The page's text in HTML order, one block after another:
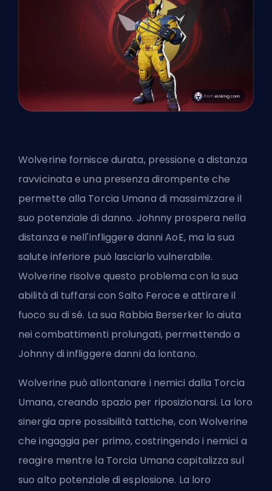
Wolverine fornisce durata, pressione a distanza
ravvicinata e una presenza dirompente che
permette alla Torcia Umana di massimizzare il
suo potenziale di danno. Johnny prospera nella
distanza e nell'infliggere danni AoE, ma la sua
salute inferiore può lasciarlo vulnerabile.
Wolverine risolve questo problema con la sua
abilità di tuffarsi con Salto Feroce e attirare il
fuoco su di sé. La sua Rabbia Berserker lo aiuta
nei combattimenti prolungati, permettendo a
Johnny di infliggere danni da lontano.
Wolverine può allontanare i nemici dalla Torcia
Umana, creando spazio per riposizionarsi. La loro
sinergia apre possibilità tattiche, con Wolverine
che ingaggia per primo, costringendo i nemici a
reagire mentre la Torcia Umana capitalizza sul
suo alto potenziale di esplosione. La loro